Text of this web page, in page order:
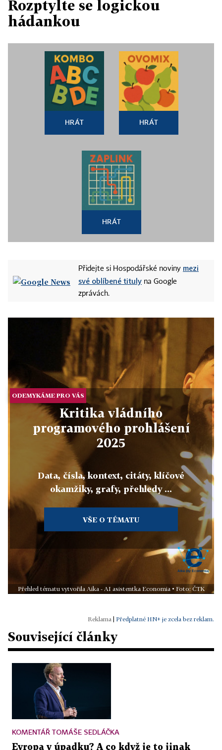
Rozptylte se logickou
hádankou
HRÁT HRÁT
HRÁT
Přidejte si Hospodářské noviny mezi
své oblíbené tituly na Google
zprávách.
ODEMYKÁME PRO VÁS
Kritika vládního
programového prohlášení
2025
Data, čísla, kontext, citáty, klíčové
okamžiky, grafy, přehledy ...
VŠE O TÉMATU
Přehled tématu vytvořila Aika - AI asistentka Economia • Foto: ČTK
Předplatné HN+ je zcela bez reklam.
Související články
KOMENTÁŘ TOMÁŠE SEDLÁČKA
Evropa v úpadku? A co když je to jinak